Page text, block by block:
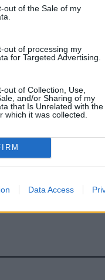
out of the Sale of my
out of processing my
for Targeted Advertising.
out of Collection, Use,
and/or Sharing of my
that Is Unrelated with the
which it was collected.
Data Access
il campo rom di
Manca solo lo
tossico al campo
alla Magliana.
nomadi di Castel